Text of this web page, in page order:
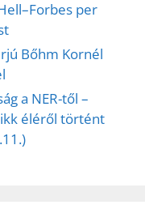
per
Bőhm Kornél
a NER-től –
éléről történt